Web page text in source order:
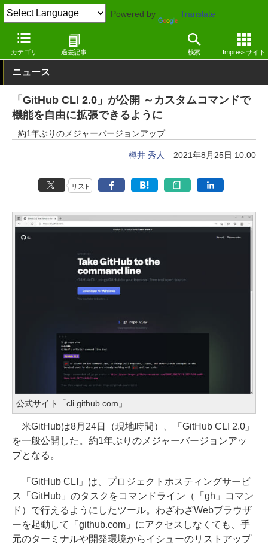
Powered by Translate
カテゴリ 過去記事 検索 Impressサイト
窓の杜 プログラミング Windows
ニュース
「GitHub CLI 2.0」が公開 ～カスタムコマンドで
機能を自由に拡張できるように
約1年ぶりのメジャーバージョンアップ
樽井 秀人 2021年8月25日 10:00
リスト
公式サイト「cli.github.com」
米GitHubは8月24日（現地時間）、「GitHub CLI 2.0」
を一般公開した。約1年ぶりのメジャーバージョンアッ
プとなる。
「GitHub CLI」は、プロジェクトホスティングサービ
ス「GitHub」のタスクをコマンドライン（「gh」コマン
ド）で行えるようにしたツール。わざわざWebブラウザ
ーを起動して「github.com」にアクセスしなくても、手
元のターミナルや開発環境からイシューのリストアップ